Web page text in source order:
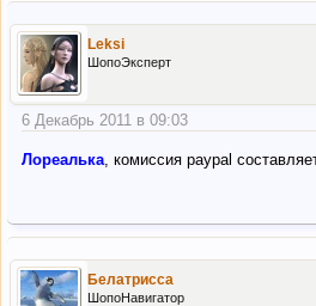
Leksi
ШопоЭксперт
6 Декабрь 2011 в 09:03
Лореалька , комиссия paypal
Белатрисса
ШопоНавигатор